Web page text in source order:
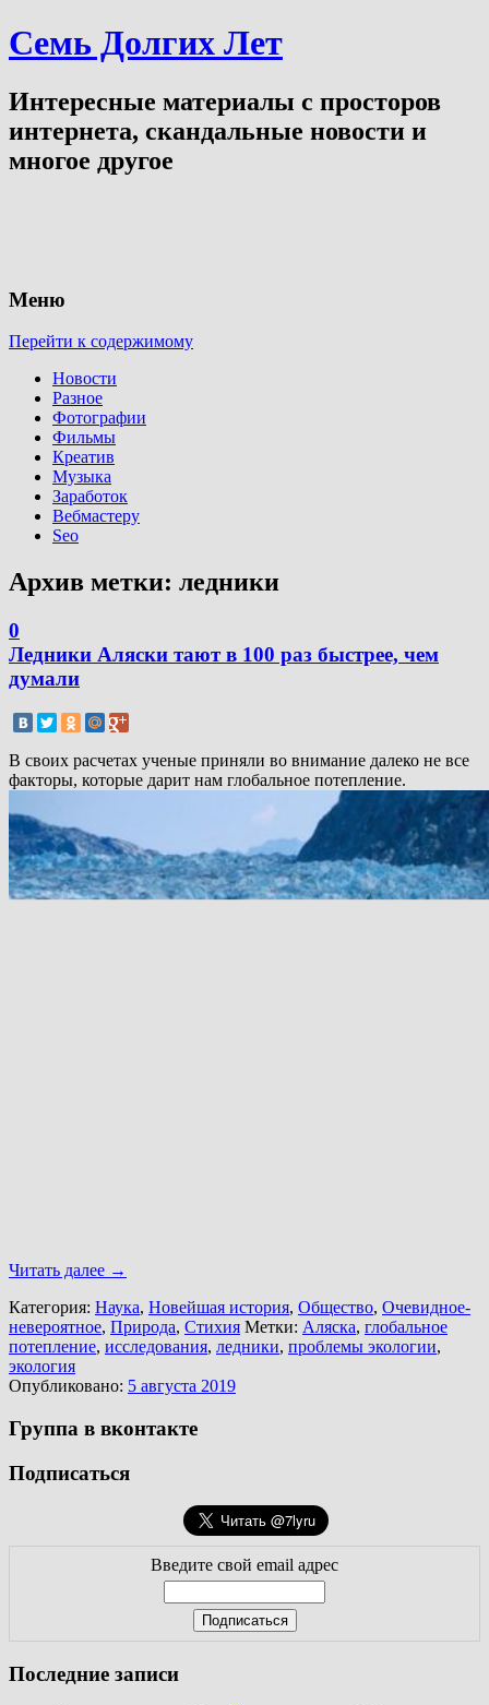
Семь Долгих Лет
Интересные материалы с просторов
интернета, скандальные новости и
многое другое
Меню
Перейти к содержимому
Новости
Разное
Фотографии
Фильмы
Креатив
Музыка
Заработок
Вебмастеру
Seo
Архив метки: ледники
0
Ледники Аляски тают в 100 раз быстрее, чем
думали
В своих расчетах ученые приняли во внимание далеко не все
факторы, которые дарит нам глобальное потепление.
Читать далее →
Категория: Наука, Новейшая история, Общество, Очевидное-
невероятное, Природа, Стихия Метки: Аляска, глобальное
потепление, исследования, ледники, проблемы экологии,
экология
Опубликовано: 5 августа 2019
Группа в вконтакте
Подписаться
Введите свой email адрес
Последние записи